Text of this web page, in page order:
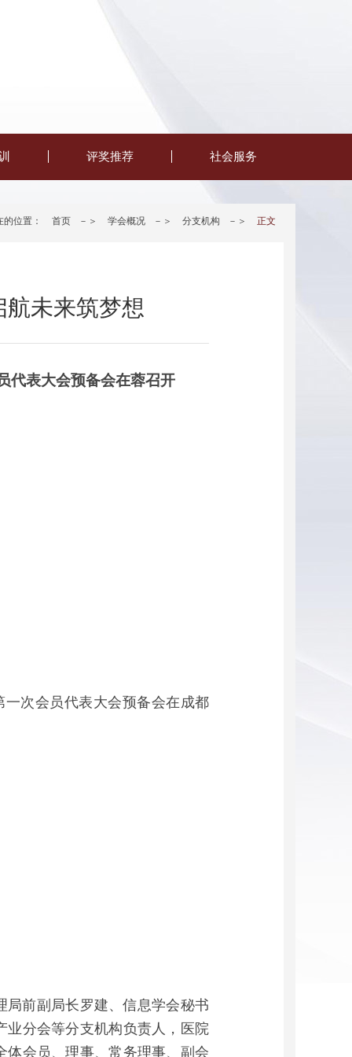
评奖推荐 社会服务
的位置： 首页 －＞ 学会概况 －＞ 分支机构 －＞ 正文
航未来筑梦想
代表大会预备会在蓉召开
次会员代表大会预备会在成都
前副局长罗建、信息学会秘书
分会等分支机构负责人，医院
会员、理事、常务理事、副会